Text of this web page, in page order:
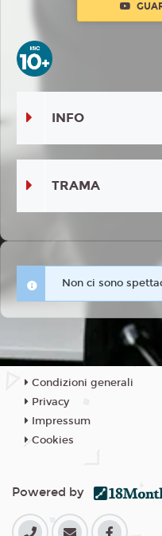
INFO
TRAMA
Non ci sono
Condizioni generali
Privacy
Impressum
Cookies
Powered by